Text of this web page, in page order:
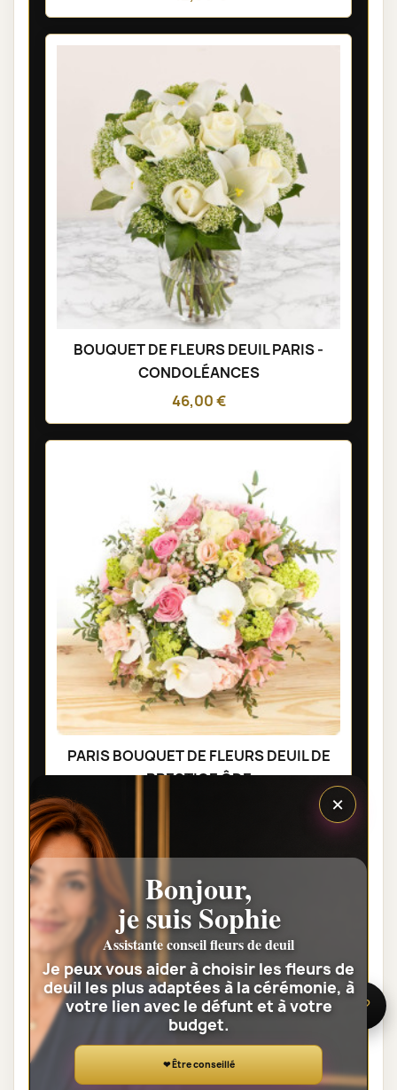
BOUQUET DE FLEURS DEUIL PARIS -
CONDOLÉANCES
46,00 €
PARIS BOUQUET DE FLEURS DEUIL DE
PRESTIGE ÔDE
Voir toute la catégorie
GERBES DE FLEURS DEUIL
🌸 Besoin d’aide ?
×
Bonjour,
je suis Sophie
Assistante conseil fleurs de deuil
Je peux vous aider à choisir les fleurs de
deuil les plus adaptées à la cérémonie, à
votre lien avec le défunt et à votre
budget.
❤ Être conseillé